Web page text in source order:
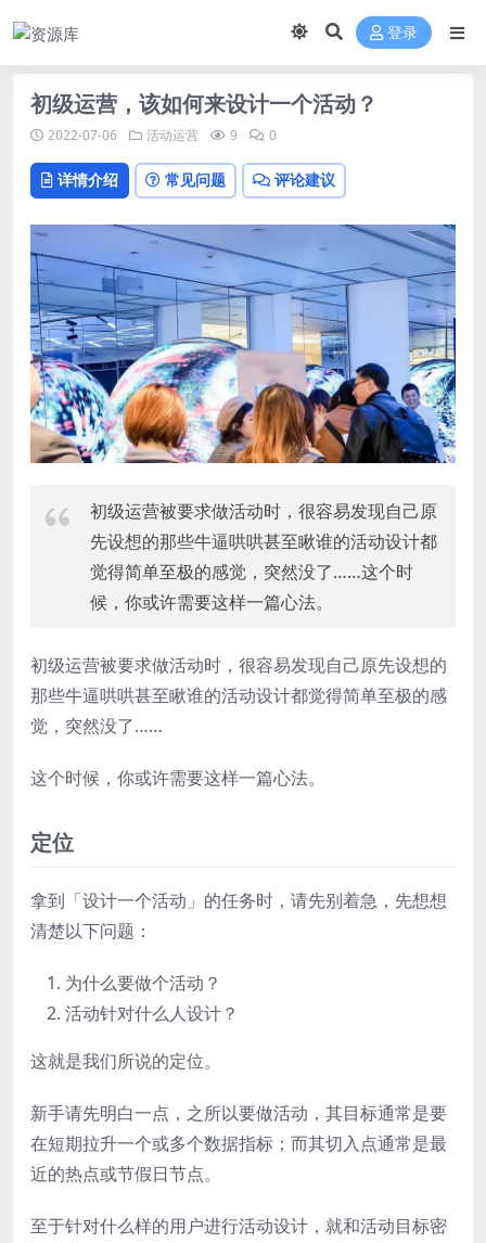
登录
初级运营，该如何来设计一个活动？
2022-07-06 活动运营 9 0
详情介绍 常见问题 评论建议
初级运营被要求做活动时，很容易发现自己原
先设想的那些牛逼哄哄甚至瞅谁的活动设计都
觉得简单至极的感觉，突然没了……这个时
候，你或许需要这样一篇心法。
初级运营被要求做活动时，很容易发现自己原先设想的
那些牛逼哄哄甚至瞅谁的活动设计都觉得简单至极的感
觉，突然没了……
这个时候，你或许需要这样一篇心法。
定位
拿到「设计一个活动」的任务时，请先别着急，先想想
清楚以下问题：
为什么要做个活动？
活动针对什么人设计？
这就是我们所说的定位。
新手请先明白一点，之所以要做活动，其目标通常是要
在短期拉升一个或多个数据指标；而其切入点通常是最
近的热点或节假日节点。
至于针对什么样的用户进行活动设计，就和活动目标密